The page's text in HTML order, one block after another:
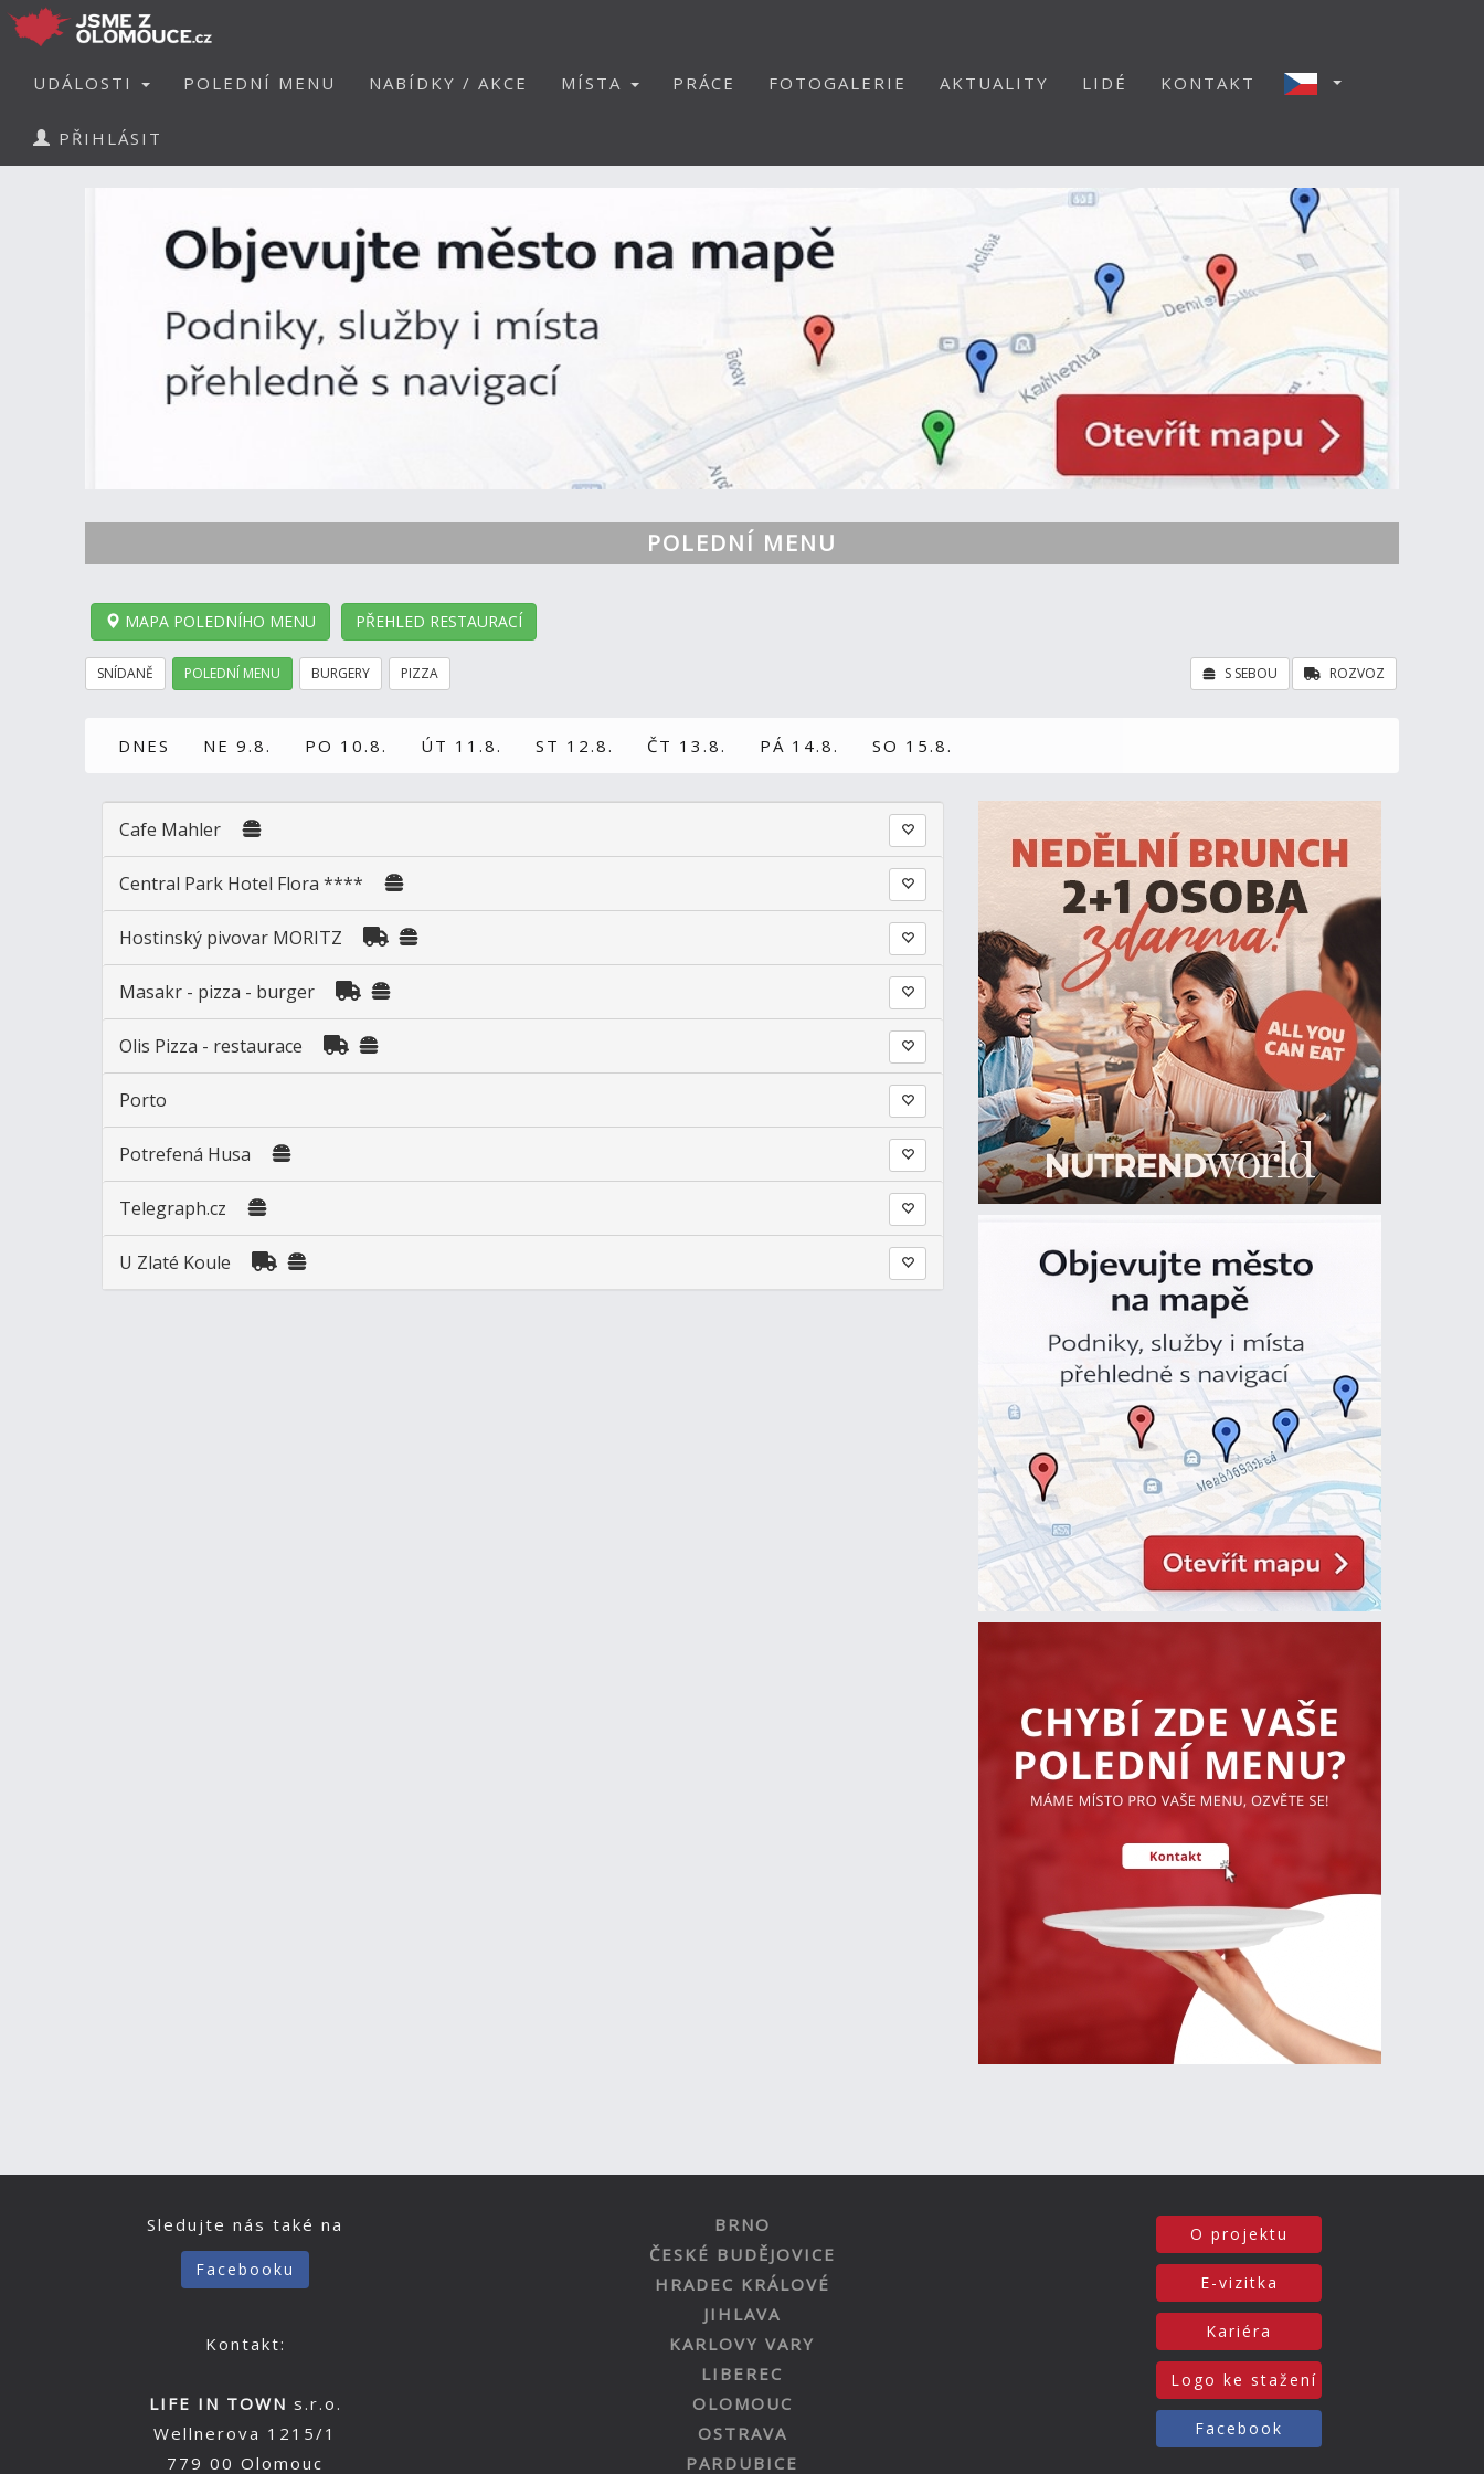
UDÁLOSTI POLEDNÍ MENU NABÍDKY / AKCE MÍSTA PRÁCE FOTOGALERIE AKTUALITY LIDÉ KONTAKT
PŘIHLÁSIT
POLEDNÍ MENU
MAPA POLEDNÍHO MENU PŘEHLED RESTAURACÍ
SNÍDANĚ POLEDNÍ MENU BURGERY PIZZA ROZVOZ
S SEBOU
DNES NE 9.8. PO 10.8. ÚT 11.8. ST 12.8. ČT 13.8. PÁ 14.8. SO 15.8.
Cafe Mahler
Central Park Hotel Flora ****
Hostinský pivovar MORITZ
Masakr - pizza - burger
Olis Pizza - restaurace
Porto
Potrefená Husa
Telegraph.cz
U Zlaté Koule
Sledujte nás také na
Facebooku
Kontakt:
LIFE IN TOWN s.r.o.
Wellnerova 1215/1
779 00 Olomouc
BRNO
ČESKÉ BUDĚJOVICE
HRADEC KRÁLOVÉ
JIHLAVA
KARLOVY VARY
LIBEREC
OLOMOUC
OSTRAVA
PARDUBICE
O projektu
E-vizitka
Kariéra
Logo ke stažení
Facebook